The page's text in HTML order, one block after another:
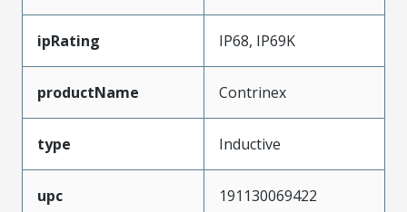
ipRating IP68, IP69K
productName Contrinex
type Inductive
upc 191130069422